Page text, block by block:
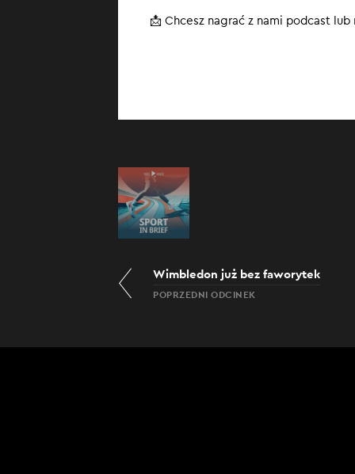
📩 Chcesz nagrać z nami podcast
Wimbledon już bez faworytek
POPRZEDNI ODCINEK